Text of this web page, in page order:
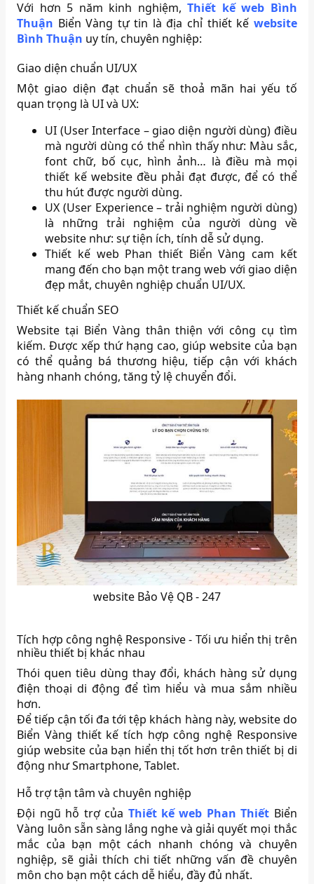
Với hơn 5 năm kinh nghiệm,Thiết kế web Bình
Thuận Biển Vàng tự tin là địa chỉ thiết kế website
Bình Thuận uy tín, chuyên nghiệp:
Giao diện chuẩn UI/UX
Một giao diện đạt chuẩn sẽ thoả mãn hai yếu tố
quan trọng là UI và UX:
UI (User Interface – giao diện người dùng) điều
mà người dùng có thể nhìn thấy như: Màu sắc,
font chữ, bố cục, hình ảnh… là điều mà mọi
thiết kế website đều phải đạt được, để có thể
thu hút được người dùng.
UX (User Experience – trải nghiệm người dùng)
là những trải nghiệm của người dùng về
website như: sự tiện ích, tính dễ sử dụng.
Thiết kế web Phan thiết Biển Vàng cam kết
mang đến cho bạn một trang web với giao diện
đẹp mắt, chuyên nghiệp chuẩn UI/UX.
Thiết kế chuẩn SEO
Website tại Biển Vàng thân thiện với công cụ tìm
kiếm. Được xếp thứ hạng cao, giúp website của bạn
có thể quảng bá thương hiệu, tiếp cận với khách
hàng nhanh chóng, tăng tỷ lệ chuyển đổi.
website Bảo Vệ QB - 247
Tích hợp công nghệ Responsive - Tối ưu hiển thị trên
nhiều thiết bị khác nhau
Thói quen tiêu dùng thay đổi, khách hàng sử dụng
điện thoại di động để tìm hiểu và mua sắm nhiều
hơn.
Để tiếp cận tối đa tới tệp khách hàng này, website do
Biển Vàng thiết kế tích hợp công nghệ Responsive
giúp website của bạn hiển thị tốt hơn trên thiết bị di
động như Smartphone, Tablet.
Hỗ trợ tận tâm và chuyên nghiệp
Đội ngũ hỗ trợ của Thiết kế web Phan Thiết Biển
Vàng luôn sẵn sàng lắng nghe và giải quyết mọi thắc
mắc của bạn một cách nhanh chóng và chuyên
nghiệp, sẽ giải thích chi tiết những vấn đề chuyên
môn cho bạn một cách dễ hiểu, đầy đủ nhất.